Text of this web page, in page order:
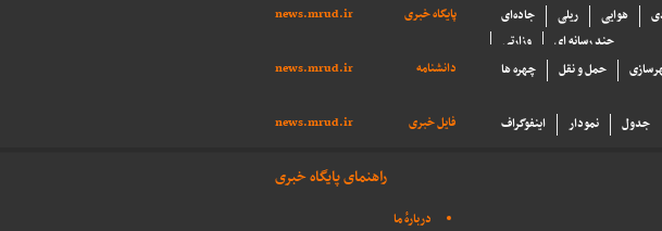
پایگاه خبری news.mrud.ir جاده‌ای ریلی هوایی
وزارتی
چند رسانه ای
دانشنامه
news.mrud.ir چهره ها حمل و نقل
فایل خبری news.mrud.ir اینفوگراف نمودار جدول
راهنمای پایگاه خبری
دربارهٔ ما